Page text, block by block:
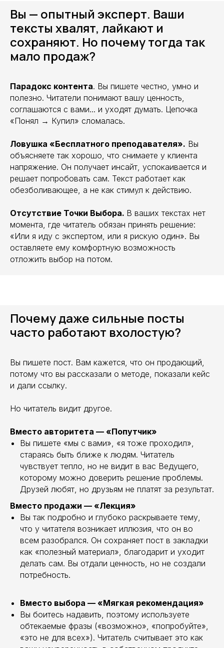
Вы — опытный эксперт. Ваши
тексты хвалят, лайкают и
сохраняют. Но почему тогда так
мало продаж?
Парадокс контента. Вы пишете честно, умно и
полезно. Читатели понимают вашу ценность,
соглашаются с вами... и уходят думать. Цепочка
«Понял → Купил» сломалась.
Ловушка «Бесплатного преподавателя». Вы
объясняете так хорошо, что снимаете у клиента
напряжение. Он получает инсайт, успокаивается и
решает попробовать сам. Текст работает как
обезболивающее, а не как стимул к действию.
Отсутствие Точки Выбора. В ваших текстах нет
момента, где читатель обязан принять решение:
«Или я иду с экспертом, или я рискую один». Вы
оставляете ему комфортную возможность
отложить выбор на потом.
Почему даже сильные посты
часто работают вхолостую?
Вы пишете пост. Вам кажется, что он продающий,
потому что вы рассказали о методе, показали кейс
и дали ссылку.
Но читатель видит другое.
Вместо авторитета — «Попутчик»
Вы пишете «мы с вами», «я тоже проходил»,
стараясь быть ближе к людям. Читатель
чувствует тепло, но не видит в вас Ведущего,
которому можно доверить решение проблемы.
Друзей любят, но друзьям не платят за результат.
Вместо продажи — «Лекция»
Вы так подробно и глубоко раскрываете тему,
что у читателя возникает иллюзия, что он во
всем разобрался. Он сохраняет пост в закладки
как «полезный материал», благодарит и уходит
делать сам. Вы отдали ценность, но не создали
потребность.
Вместо выбора — «Мягкая рекомендация»
Вы боитесь надавить, поэтому используете
обтекаемые фразы («возможно», «попробуйте»,
«это не для всех»). Читатель считывает это как